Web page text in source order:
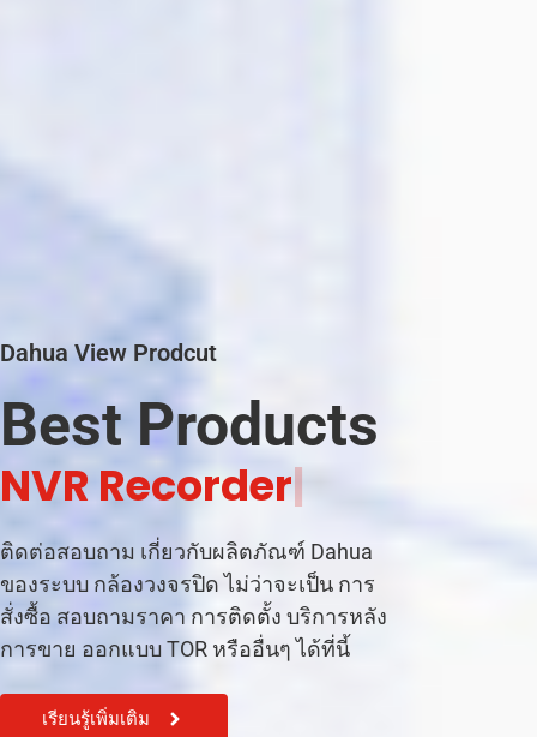
Dahua View Prodcut
Best Products
C|
ติดต่อสอบถาม เกี่ยวกับผลิตภัณฑ์ Dahua
ของระบบ กล้องวงจรปิด ไม่ว่าจะเป็น การ
สั่งซื้อ สอบถามราคา การติดตั้ง บริการหลัง
การขาย ออกแบบ TOR หรืออื่นๆ ได้ที่นี้
เรียนรู้เพิ่มเติม